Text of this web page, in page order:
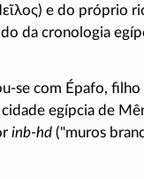
) e do próprio
da cronologia
secom Épafo, filho
egípcia de
inb-hd("muros